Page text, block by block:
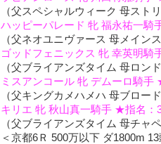
（父スペシャルウィーク 母スト
ハッピーパレード 牝 福永祐一騎
（父ネオユニヴァース 母メイン
ゴッドフェニックス 牝 幸英明騎
（父ブライアンズタイム 母ロン
ミスアンコール 牝 デムーロ騎手
（父キングカメハメハ 母ブロー
キリエ 牝 秋山真一騎手 ★指名：
（父ブライアンズタイム 母チャ
＜京都6Ｒ 500万以下 ダ1800m